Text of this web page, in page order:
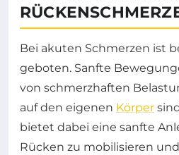
Bei akuten Schmerzen ist
geboten. Sanfte
von schmerzhaften
auf den eigenen Körper
bietet dabei eine sanfte
Rücken zu mobilisieren